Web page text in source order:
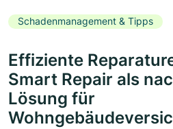
Schadenmanagement & Tipps
Effiziente
Smart Repair als
Lösung für